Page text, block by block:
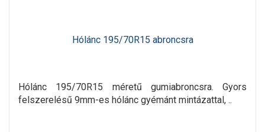
Hólánc 195/70R15 abroncsra
Hólánc 195/70R15 méretű gumiabroncsra. Gyors
felszerelésű 9mm-es hólánc gyémánt mintázattal, ..